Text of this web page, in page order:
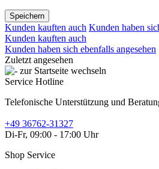
Speichern
Kunden kauften auch Kunden haben
Kunden kauften auch
Kunden haben sich ebenfalls angesehen
Zuletzt angesehen
Service Hotline
Telefonische Unterstützung und
+49 36762-31327
Di-Fr, 09:00 - 17:00 Uhr
Shop Service